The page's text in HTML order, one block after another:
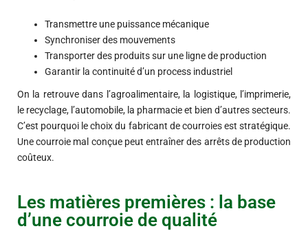
Transmettre une puissance mécanique
Synchroniser des mouvements
Transporter des produits sur une ligne de production
Garantir la continuité d’un process industriel
On la retrouve dans l’agroalimentaire, la logistique, l’imprimerie,
le recyclage, l’automobile, la pharmacie et bien d’autres secteurs.
C’est pourquoi le choix du fabricant de courroies est stratégique.
Une courroie mal conçue peut entraîner des arrêts de production
coûteux.
Les matières premières : la base
d’une courroie de qualité